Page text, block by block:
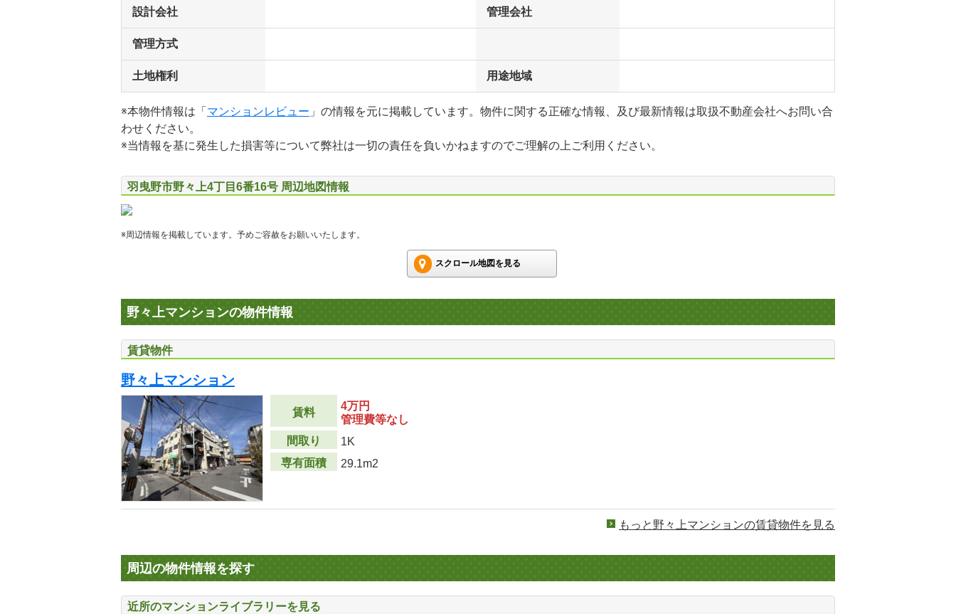
設計会社 管理会社
管理方式
土地権利 用途地域
※本物件情報は「 マンションレビュー 」の情報を元に掲載しています。物件に関する正確な情報、及び最新情報は取扱不動産会社へお問い合
わせください。
※当情報を基に発生した損害等について弊社は一切の責任を負いかねますのでご理解の上ご利用ください。
羽曳野市野々上4丁目6番16号 周辺地図情報
※周辺情報を掲載しています。予めご容赦をお願いいたします。
スクロール地図を見る
野々上マンションの物件情報
賃貸物件
野々上マンション
賃料
4万円
管理費等なし
間取り
1K
専有面積
29.1m2
もっと野々上マンションの賃貸物件を見る
周辺の物件情報を探す
近所のマンションライブラリーを見る